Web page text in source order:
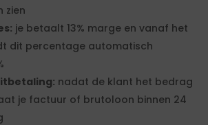
zien
je betaalt 13% marge en vanaf het
dit percentage automatisch
nadat de klant het bedrag
je factuur of brutoloon binnen 24